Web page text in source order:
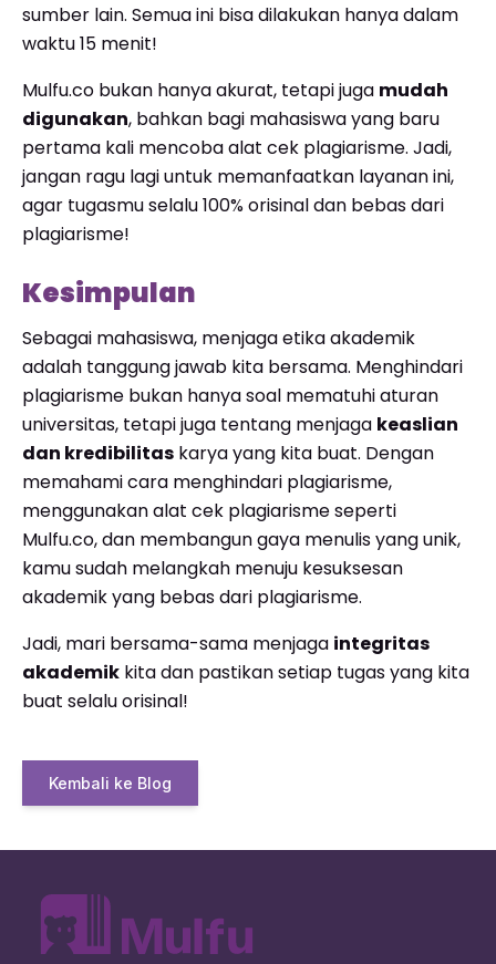
sumber lain. Semua ini bisa dilakukan hanya dalam
waktu 15 menit!
Mulfu.co bukan hanya akurat, tetapi juga mudah
digunakan, bahkan bagi mahasiswa yang baru
pertama kali mencoba alat cek plagiarisme. Jadi,
jangan ragu lagi untuk memanfaatkan layanan ini,
agar tugasmu selalu 100% orisinal dan bebas dari
plagiarisme!
Kesimpulan
Sebagai mahasiswa, menjaga etika akademik
adalah tanggung jawab kita bersama. Menghindari
plagiarisme bukan hanya soal mematuhi aturan
universitas, tetapi juga tentang menjaga keaslian
dan kredibilitas karya yang kita buat. Dengan
memahami cara menghindari plagiarisme,
menggunakan alat cek plagiarisme seperti
Mulfu.co, dan membangun gaya menulis yang unik,
kamu sudah melangkah menuju kesuksesan
akademik yang bebas dari plagiarisme.
Jadi, mari bersama-sama menjaga integritas
akademik kita dan pastikan setiap tugas yang kita
buat selalu orisinal!
Kembali ke Blog